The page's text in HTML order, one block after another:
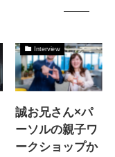
Interview
誠お兄さん×パ
ーソルの親子ワ
ークショップか